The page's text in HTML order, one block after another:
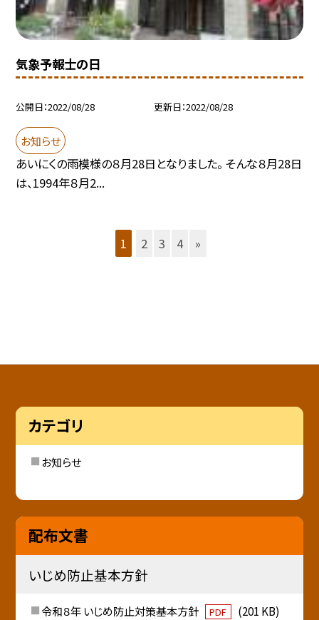
気象予報士の日
公開日 2022/08/28 更新日 2022/08/28
お知らせ
あいにくの雨模様の８月28日となりました。 そんな８月28日
は、1994年８月2...
1 2 3 4 »
カテゴリ
お知らせ
配布文書
いじめ防止基本方針
令和８年 いじめ防止対策基本方針 PDF (201 KB)